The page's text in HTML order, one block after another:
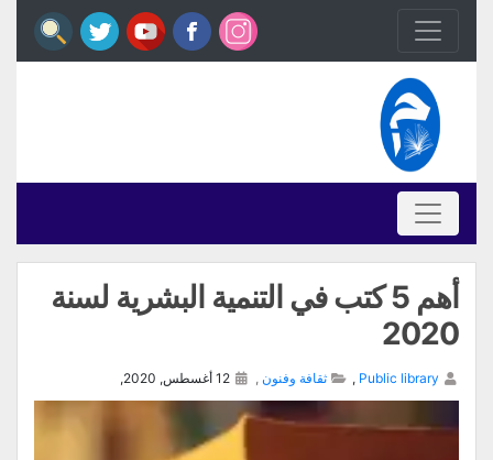
أهم 5 كتب في التنمية البشرية لسنة
2020
Public library
, ثقافة وفنون ,